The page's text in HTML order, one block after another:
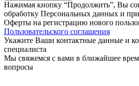
Нажимая кнопку “Продолжить”, Вы
обработку Персональных данных и
Оферты на регистрацию нового
Пользовательского соглашения
Укажите Ваши контактные данные и
специалиста
Мы свяжемся с вами в ближайшее
вопросы